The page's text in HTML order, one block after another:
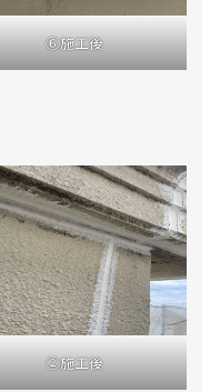
⑥施工後
②施工後